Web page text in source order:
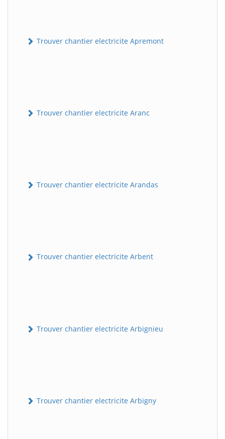
Trouver chantier electricite Apremont
Trouver chantier electricite Aranc
Trouver chantier electricite Arandas
Trouver chantier electricite Arbent
Trouver chantier electricite Arbignieu
Trouver chantier electricite Arbigny